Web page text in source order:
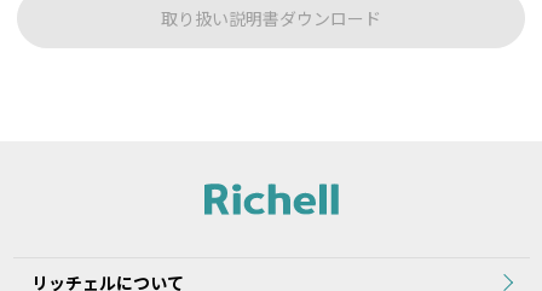
ない場合には本サービスをご利用いただけないものとします。
本サイトに公開されている本データ等は、原則として製品が発売さ
れた当初のものを掲載しています。
製品本体に同梱されている本データ等の内容と異なる場合がありま
取り扱い説明書ダウンロード
リッチェルについて